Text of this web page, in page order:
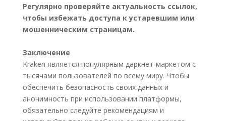
Регулярно проверяйте актуальность ссылок,
чтобы избежать доступа к устаревшим или
мошенническим страницам.
Заключение
Kraken является популярным даркнет-маркетом с
тысячами пользователей по всему миру. Чтобы
обеспечить безопасность своих данных и
анонимность при использовании платформы,
обязательно следуйте рекомендациям и